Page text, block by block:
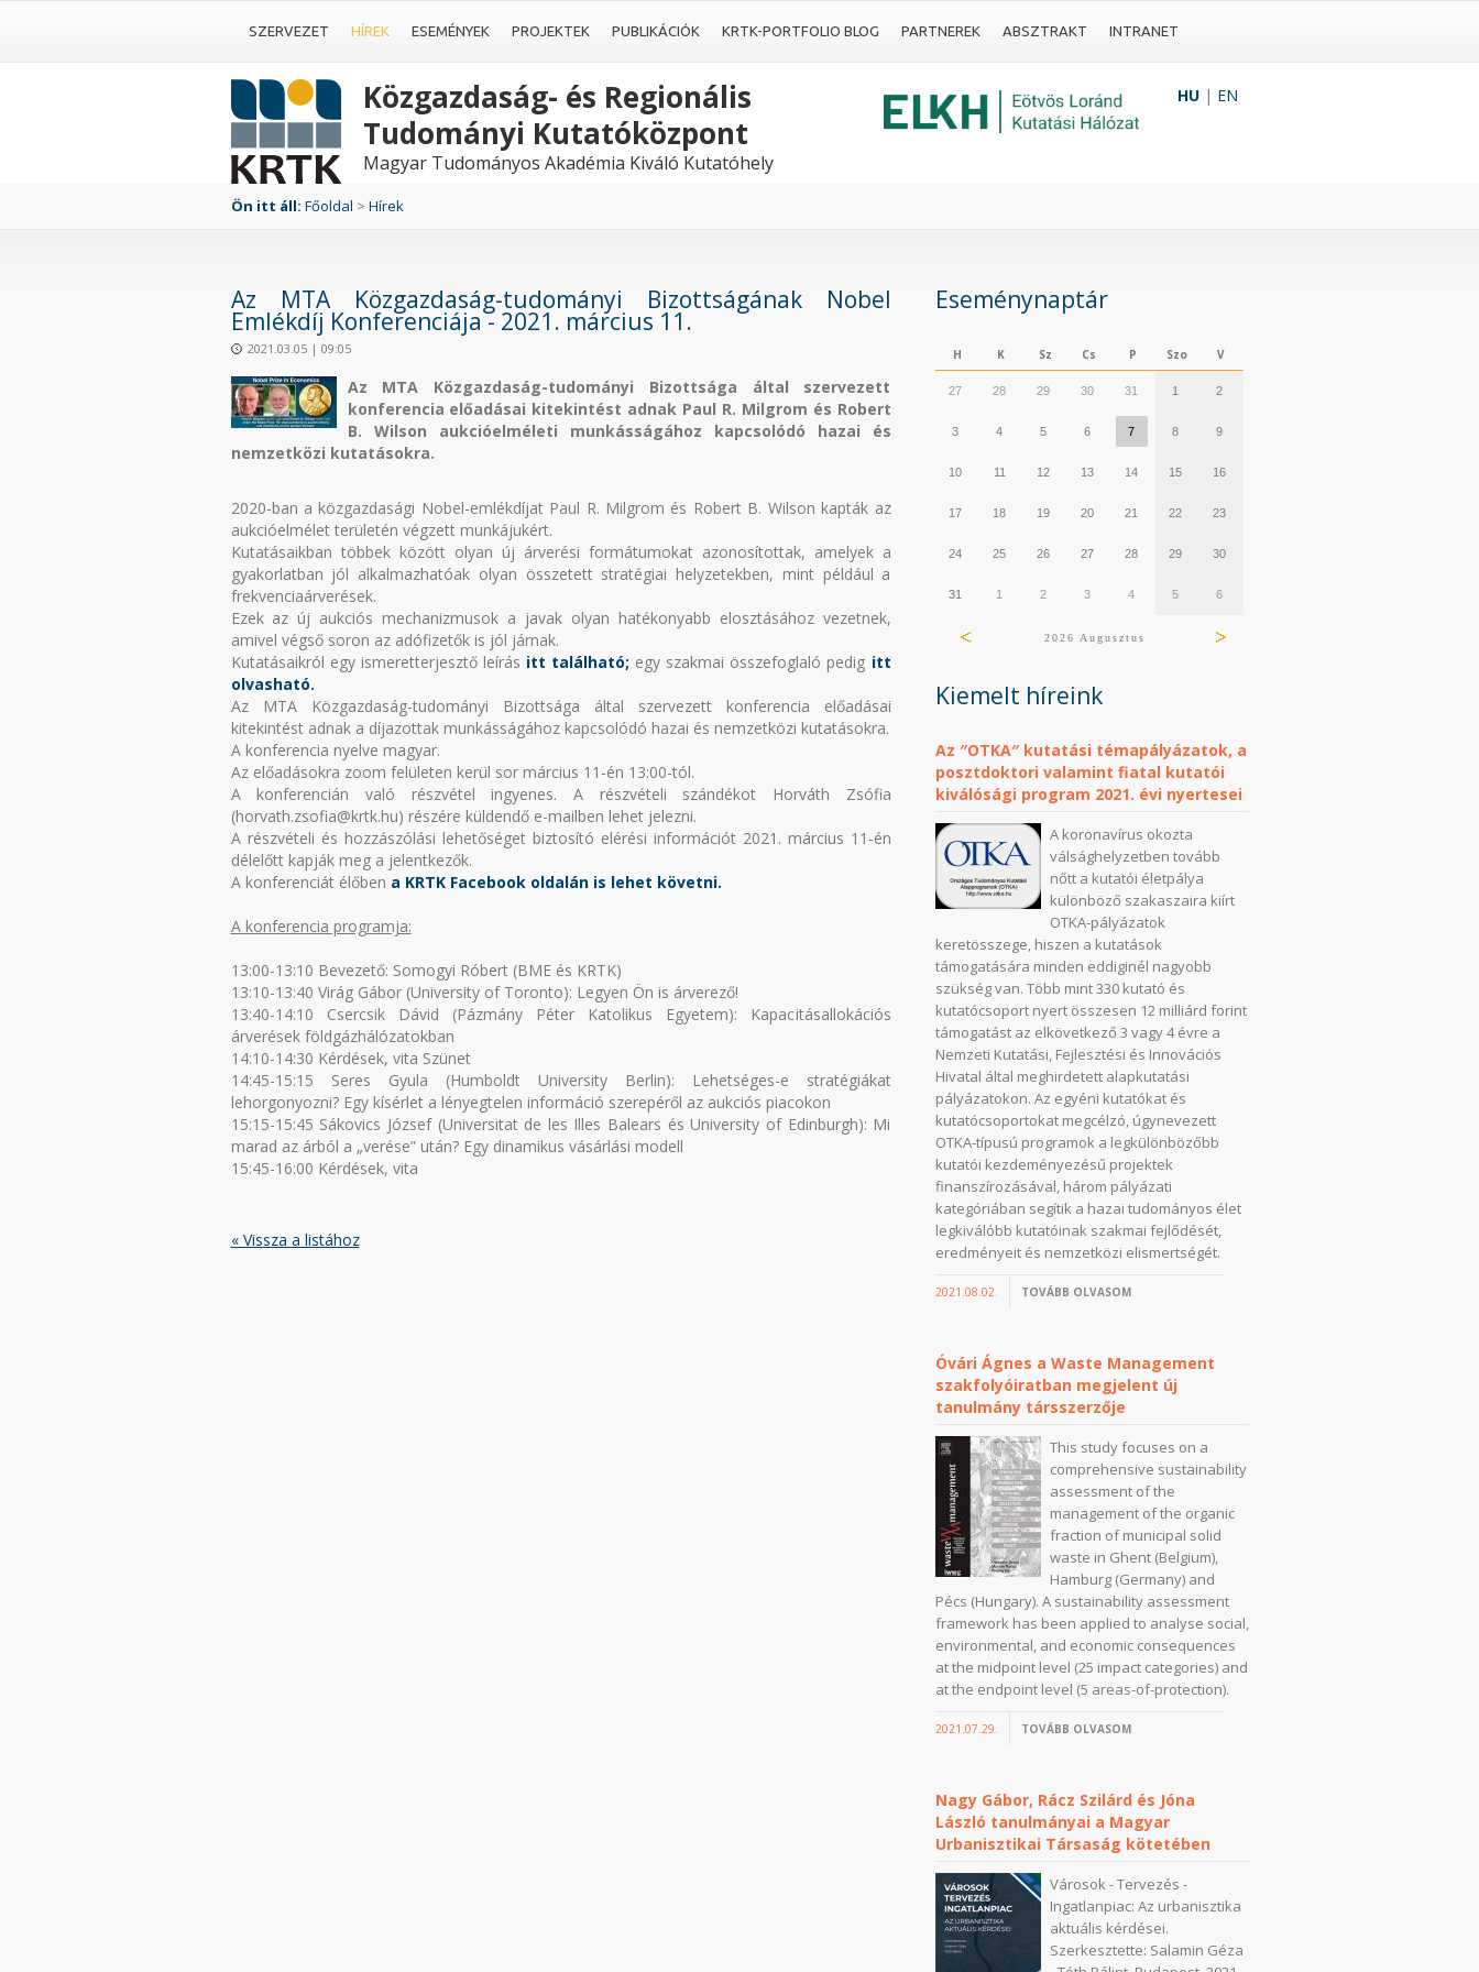
SZERVEZET HÍREK ESEMÉNYEK PROJEKTEK PUBLIKÁCIÓK KRTK-PORTFOLIO BLOG PARTNEREK ABSZTRAKT INTRANET
HU| EN
Közgazdaság- és Regionális
Tudományi Kutatóközpont
Magyar Tudományos Akadémia Kiváló Kutatóhely
Ön itt áll: Főoldal > Hírek
Az MTA Közgazdaság-tudományi Bizottságának Nobel
Emlékdíj Konferenciája - 2021. március 11.
2021.03.05 | 09:05
Az MTA Közgazdaság-tudományi Bizottsága által szervezett
konferencia előadásai kitekintést adnak Paul R. Milgrom és Robert
B. Wilson aukcióelméleti munkásságához kapcsolódó hazai és
nemzetközi kutatásokra.
2020-ban a közgazdasági Nobel-emlékdíjat Paul R. Milgrom és Robert B. Wilson kapták az
aukcióelmélet területén végzett munkájukért.
Kutatásaikban többek között olyan új árverési formátumokat azonosítottak, amelyek a
gyakorlatban jól alkalmazhatóak olyan összetett stratégiai helyzetekben, mint például a
frekvenciaárverések.
Ezek az új aukciós mechanizmusok a javak olyan hatékonyabb elosztásához vezetnek,
amivel végső soron az adófizetők is jól járnak.
Kutatásaikról egy ismeretterjesztő leírás itt található; egy szakmai összefoglaló pedig itt
olvasható.
Az MTA Közgazdaság-tudományi Bizottsága által szervezett konferencia előadásai
kitekintést adnak a díjazottak munkásságához kapcsolódó hazai és nemzetközi kutatásokra.
A konferencia nyelve magyar.
Az előadásokra zoom felületen kerül sor március 11-én 13:00-tól.
A konferencián való részvétel ingyenes. A részvételi szándékot Horváth Zsófia
(horvath.zsofia@krtk.hu) részére küldendő e-mailben lehet jelezni.
A részvételi és hozzászólási lehetőséget biztosító elérési információt 2021. március 11-én
délelőtt kapják meg a jelentkezők.
A konferenciát élőben a KRTK Facebook oldalán is lehet követni.
A konferencia programja:
13:00-13:10 Bevezető: Somogyi Róbert (BME és KRTK)
13:10-13:40 Virág Gábor (University of Toronto): Legyen Ön is árverező!
13:40-14:10 Csercsik Dávid (Pázmány Péter Katolikus Egyetem): Kapacitásallokációs
árverések földgázhálózatokban
14:10-14:30 Kérdések, vita Szünet
14:45-15:15 Seres Gyula (Humboldt University Berlin): Lehetséges-e stratégiákat
lehorgonyozni? Egy kísérlet a lényegtelen információ szerepéről az aukciós piacokon
15:15-15:45 Sákovics József (Universitat de les Illes Balears és University of Edinburgh): Mi
marad az árból a „verése” után? Egy dinamikus vásárlási modell
15:45-16:00 Kérdések, vita
« Vissza a listához
Eseménynaptár
H K Sz Cs P Szo V
27 28 29 30 31 1 2
3 4 5 6 7 8 9
10 11 12 13 14 15 16
17 18 19 20 21 22 23
24 25 26 27 28 29 30
31 1 2 3 4 5 6
2026 Augusztus
Kiemelt híreink
Az ″OTKA″ kutatási témapályázatok, a
posztdoktori valamint fiatal kutatói
kiválósági program 2021. évi nyertesei
A koronavírus okozta
válsághelyzetben tovább
nőtt a kutatói életpálya
különböző szakaszaira kiírt
OTKA-pályázatok
keretösszege, hiszen a kutatások
támogatására minden eddiginél nagyobb
szükség van. Több mint 330 kutató és
kutatócsoport nyert összesen 12 milliárd forint
támogatást az elkövetkező 3 vagy 4 évre a
Nemzeti Kutatási, Fejlesztési és Innovációs
Hivatal által meghirdetett alapkutatási
pályázatokon. Az egyéni kutatókat és
kutatócsoportokat megcélzó, úgynevezett
OTKA-típusú programok a legkülönbözőbb
kutatói kezdeményezésű projektek
finanszírozásával, három pályázati
kategóriában segítik a hazai tudományos élet
legkiválóbb kutatóinak szakmai fejlődését,
eredményeit és nemzetközi elismertségét.
2021.08.02. TOVÁBB OLVASOM
Óvári Ágnes a Waste Management
szakfolyóiratban megjelent új
tanulmány társszerzője
This study focuses on a
comprehensive sustainability
assessment of the
management of the organic
fraction of municipal solid
waste in Ghent (Belgium),
Hamburg (Germany) and
Pécs (Hungary). A sustainability assessment
framework has been applied to analyse social,
environmental, and economic consequences
at the midpoint level (25 impact categories) and
at the endpoint level (5 areas-of-protection).
2021.07.29. TOVÁBB OLVASOM
Nagy Gábor, Rácz Szilárd és Jóna
László tanulmányai a Magyar
Urbanisztikai Társaság kötetében
Városok - Tervezés -
Ingatlanpiac: Az urbanisztika
aktuális kérdései.
Szerkesztette: Salamin Géza